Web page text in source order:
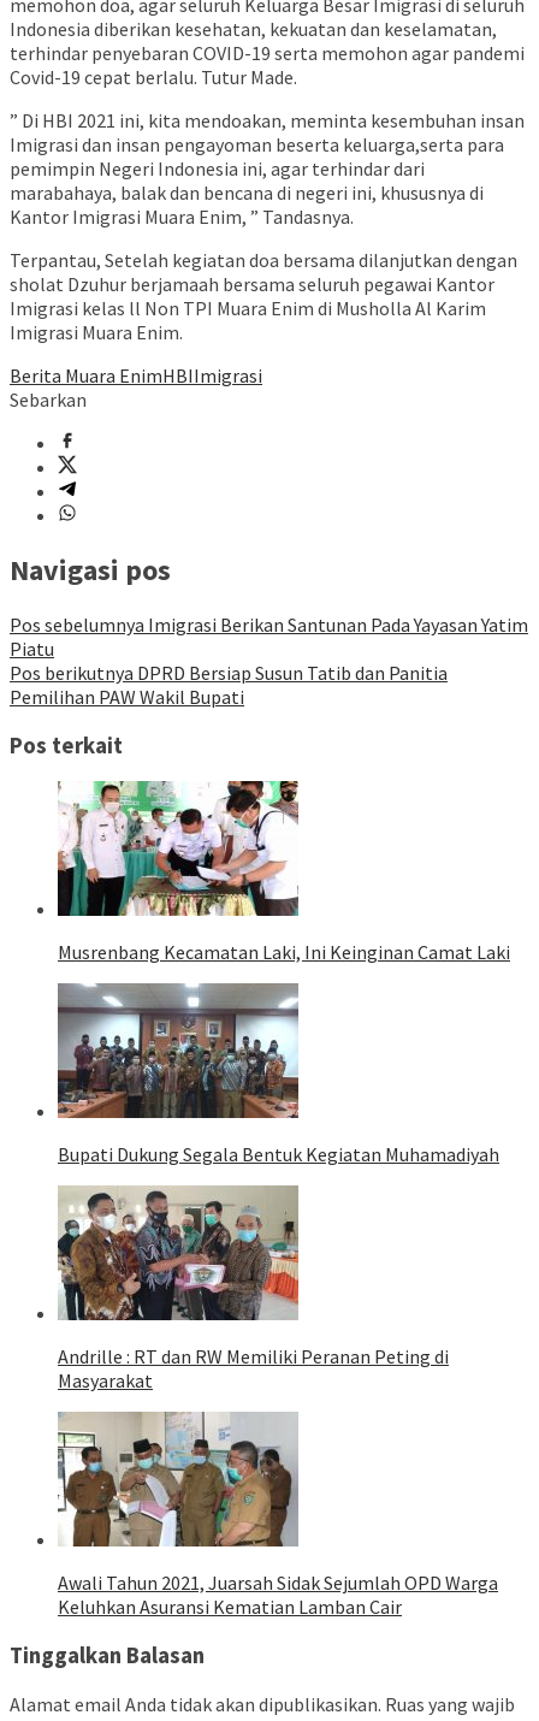
memohon doa, agar seluruh Keluarga Besar Imigrasi di seluruh
Indonesia diberikan kesehatan, kekuatan dan keselamatan,
terhindar penyebaran COVID-19 serta memohon agar pandemi
Covid-19 cepat berlalu. Tutur Made.
” Di HBI 2021 ini, kita mendoakan, meminta kesembuhan insan
Imigrasi dan insan pengayoman beserta keluarga,serta para
pemimpin Negeri Indonesia ini, agar terhindar dari
marabahaya, balak dan bencana di negeri ini, khususnya di
Kantor Imigrasi Muara Enim, ” Tandasnya.
Terpantau, Setelah kegiatan doa bersama dilanjutkan dengan
sholat Dzuhur berjamaah bersama seluruh pegawai Kantor
Imigrasi kelas ll Non TPI Muara Enim di Musholla Al Karim
Imigrasi Muara Enim.
Berita Muara EnimHBIImigrasi
Sebarkan
Navigasi pos
Pos sebelumnya Imigrasi Berikan Santunan Pada Yayasan Yatim
Piatu
Pos berikutnya DPRD Bersiap Susun Tatib dan Panitia
Pemilihan PAW Wakil Bupati
Pos terkait
Musrenbang Kecamatan Laki, Ini Keinginan Camat Laki
Bupati Dukung Segala Bentuk Kegiatan Muhamadiyah
Andrille : RT dan RW Memiliki Peranan Peting di
Masyarakat
Awali Tahun 2021, Juarsah Sidak Sejumlah OPD Warga
Keluhkan Asuransi Kematian Lamban Cair
Tinggalkan Balasan
Alamat email Anda tidak akan dipublikasikan. Ruas yang wajib